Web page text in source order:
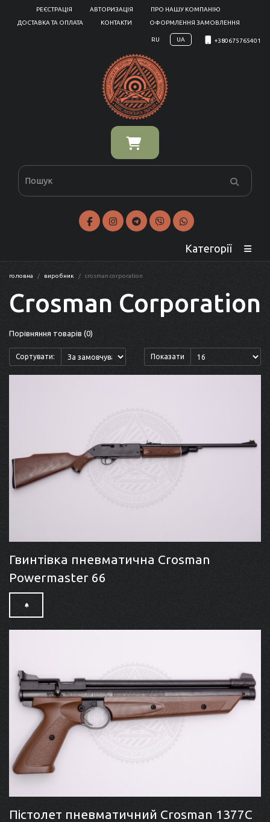
РЕЄСТРАЦІЯ АВТОРИЗАЦІЯ
ПРО НАШУ КОМПАНІЮ
ДОСТАВКА ТА ОПЛАТА
КОНТАКТИ ОФОРМЛЕННЯ ЗАМОВЛЕННЯ
RU UA +380675765401
Категорії
головна виробник crosman corporation
Crosman Corporation
Порівняння товарів (0)
Сортувати: Показати
Гвинтівка пневматична Crosman
Powermaster 66
Пістолет пневматичний Crosman 1377C